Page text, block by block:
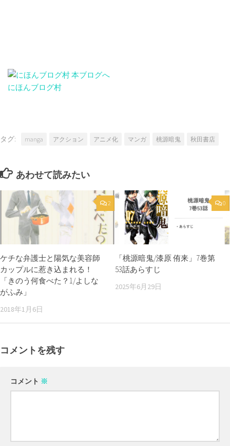
にほんブログ村
タグ: manga アクション アニメ化 マンガ 桃源暗鬼 秋田書店
あわせて読みたい
2
ケチな弁護士と陽気な美容師
カップルに惹き込まれる！
「きのう何食べた？1/よしな
がふみ」
2018年1月6日
0
「桃源暗鬼/漆原 侑来」7巻第
53話あらすじ
2025年6月29日
コメントを残す
コメント ※